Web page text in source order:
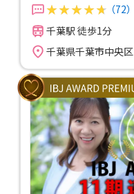
（72）
千葉駅 徒歩1分
千葉県千葉市中央区